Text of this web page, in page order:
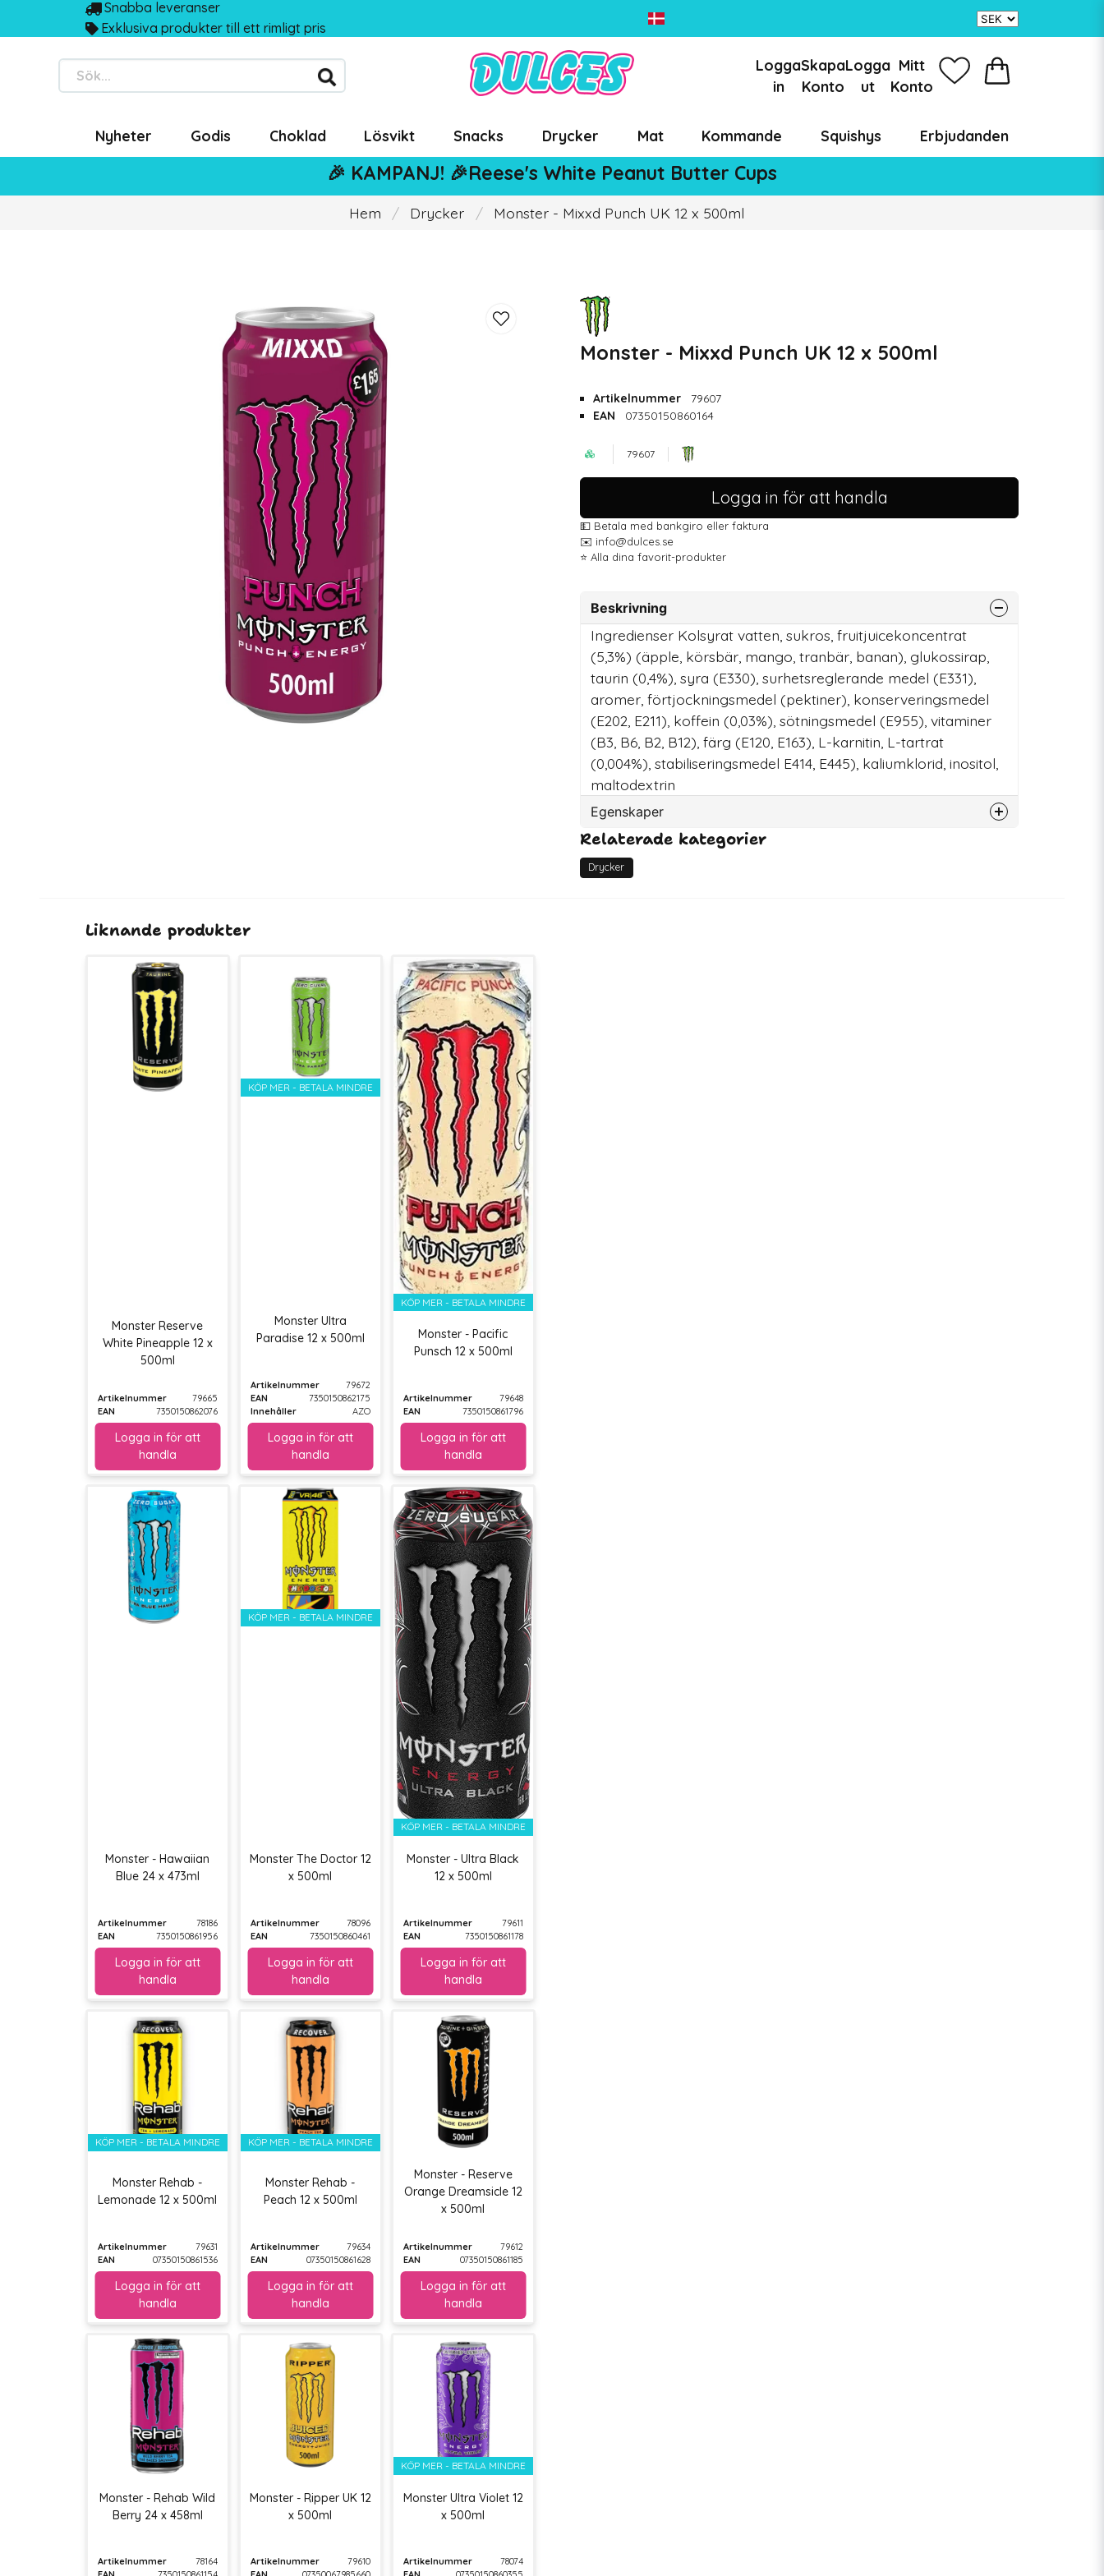
Snabba leveranser
Exklusiva produkter till ett rimligt pris
Sök...
Logga
in
Skapa
Konto
Logga
ut
Mitt
Konto
Nyheter Godis Choklad Lösvikt Snacks Drycker Mat Kommande Squishys Erbjudanden
🎉 KAMPANJ! 🎉Reese's White Peanut Butter Cups
Hem Drycker Monster - Mixxd Punch UK 12 x 500ml
Monster - Mixxd Punch UK 12 x 500ml
Artikelnummer
79607
EAN
07350150860164
79607
Logga in för att handla
💵 Betala med bankgiro eller faktura
✉️ info@dulces.se
⭐️ Alla dina favorit-produkter
Beskrivning
Ingredienser Kolsyrat vatten, sukros, fruitjuicekoncentrat
(5,3%) (äpple, körsbär, mango, tranbär, banan), glukossirap,
taurin (0,4%), syra (E330), surhetsreglerande medel (E331),
aromer, förtjockningsmedel (pektiner), konserveringsmedel
(E202, E211), koffein (0,03%), sötningsmedel (E955), vitaminer
(B3, B6, B2, B12), färg (E120, E163), L-karnitin, L-tartrat
(0,004%), stabiliseringsmedel E414, E445), kaliumklorid, inositol,
maltodextrin
Egenskaper
Artikelnummer
EAN
Relaterade kategorier
Drycker
Liknande produkter
Monster Reserve
White Pineapple 12 x
500ml
Artikelnummer
79665
EAN
7350150862076
KÖP MER - BETALA MINDRE
Monster Ultra
Paradise 12 x 500ml
Artikelnummer
79672
EAN
7350150862175
Innehåller
AZO
KÖP MER - BETALA MINDRE
Monster - Pacific
Punsch 12 x 500ml
Artikelnummer
79648
EAN
7350150861796
Monster - Hawaiian
Blue 24 x 473ml
Artikelnummer
78186
EAN
7350150861956
KÖP MER - BETALA MINDRE
Monster The Doctor 12
x 500ml
Artikelnummer
78096
EAN
7350150860461
KÖP MER - BETALA MINDRE
Monster - Ultra Black
12 x 500ml
Artikelnummer
79611
EAN
7350150861178
KÖP MER - BETALA MINDRE
Monster Rehab -
Lemonade 12 x 500ml
Artikelnummer
79631
EAN
07350150861536
KÖP MER - BETALA MINDRE
Monster Rehab -
Peach 12 x 500ml
Artikelnummer
79634
EAN
07350150861628
Monster - Reserve
Orange Dreamsicle 12
x 500ml
Artikelnummer
79612
EAN
07350150861185
Monster - Rehab Wild
Berry 24 x 458ml
Artikelnummer
78164
Monster - Ripper UK 12
x 500ml
Artikelnummer
79610
KÖP MER - BETALA MINDRE
Monster Ultra Violet 12
x 500ml
Artikelnummer
78074